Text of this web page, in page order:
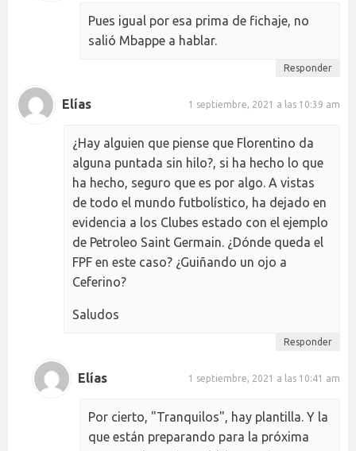
Pues igual por esa prima de fichaje, no
salió Mbappe a hablar.
Responder
Elías 1 septiembre, 2021 a las 10:39 am
¿Hay alguien que piense que Florentino da
alguna puntada sin hilo?, si ha hecho lo que
ha hecho, seguro que es por algo. A vistas
de todo el mundo futbolístico, ha dejado en
evidencia a los Clubes estado con el ejemplo
de Petroleo Saint Germain. ¿Dónde queda el
FPF en este caso? ¿Guiñando un ojo a
Ceferino?
Saludos
Responder
Elías 1 septiembre, 2021 a las 10:41 am
Por cierto, "Tranquilos", hay plantilla. Y la
que están preparando para la próxima